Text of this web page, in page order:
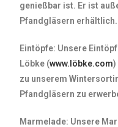
genießbar ist. Er ist
Pfandgläsern erhältlich.
Eintöpfe: Unsere
Löbke (www.löbke.com)
zu unserem
Pfandgläsern zu
Marmelade: Unsere